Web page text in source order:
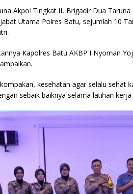
Akpol Tingkat II, Brigadir Dua
Utama Polres Batu, sejumlah 10
Kapolres Batu AKBP I Nyoman
kesehatan agar selalu sehat
sebaik baiknya selama latihan